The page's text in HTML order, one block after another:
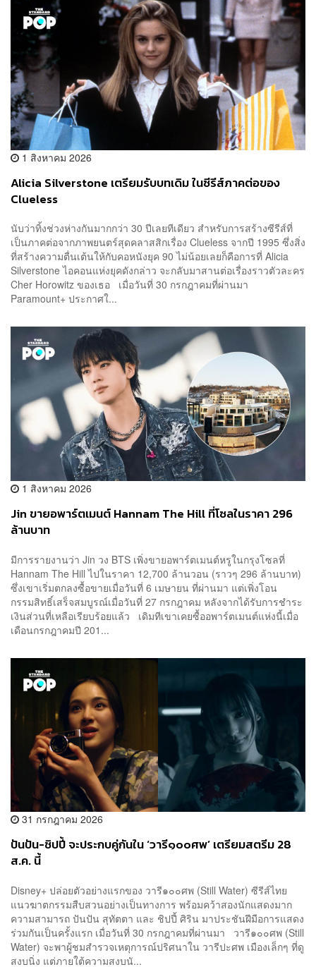
1 สิงหาคม 2026
Alicia Silverstone เตรียมรับบทเดิม ในซีรีส์ภาคต่อของ
Clueless
นับว่าทิ้งช่วงห่างกันมากกว่า 30 ปีเลยทีเดียว สำหรับการสร้างซีรีส์ที่
เป็นภาคต่อจากภาพยนตร์สุดคลาสสิกเรื่อง Clueless จากปี 1995 ซึ่งสิ่ง
ที่สร้างความตื่นเต้นให้กับคอหนังยุค 90 ไม่น้อยเลยก็คือการที่ Alicia
Silverstone ไอคอนแห่งยุคดังกล่าว จะกลับมาสานต่อเรื่องราวตัวละคร
Cher Horowitz ของเธอ เมื่อวันที่ 30 กรกฎาคมที่ผ่านมา
Paramount+ ประกาศใ...
1 สิงหาคม 2026
Jin ขายอพาร์ตเมนต์ Hannam The Hill ที่โซลในราคา 296
ล้านบาท
มีการรายงานว่า Jin วง BTS เพิ่งขายอพาร์ตเมนต์หรูในกรุงโซลที่
Hannam The Hill ไปในราคา 12,700 ล้านวอน (ราวๆ 296 ล้านบาท)
ซึ่งเขาเริ่มตกลงซื้อขายเมื่อวันที่ 6 เมษายน ที่ผ่านมา แต่เพิ่งโอน
กรรมสิทธิ์เสร็จสมบูรณ์เมื่อวันที่ 27 กรกฎาคม หลังจากได้รับการชำระ
เงินส่วนที่เหลือเรียบร้อยแล้ว เดิมทีเขาเคยซื้ออพาร์ตเมนต์แห่งนี้เมื่อ
เดือนกรกฎาคมปี 201...
31 กรกฎาคม 2026
ปันปัน-ชิปปี้ จะประกบคู่กันใน ‘วารี๑๐๐ศพ’ เตรียมสตรีม 28
ส.ค. นี้
Disney+ ปล่อยตัวอย่างแรกของ วารี๑๐๐ศพ (Still Water) ซีรีส์ไทย
แนวฆาตกรรมสืบสวนอย่างเป็นทางการ พร้อมคว้าสองนักแสดงมาก
ความสามารถ ปันปัน สุทัตตา และ ชิปปี้ ศิริน มาประชันฝีมือการแสดง
ร่วมกันเป็นครั้งแรก เมื่อวันที่ 30 กรกฎาคมที่ผ่านมา วารี๑๐๐ศพ (Still
Water) จะพาผู้ชมสำรวจเหตุการณ์ปริศนาใน วารีปะศพ เมืองเล็กๆ ที่ดู
สงบนิ่ง แต่ภายใต้ความสงบนั...